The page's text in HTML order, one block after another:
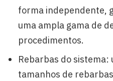
forma independente,
uma ampla gama de
procedimentos.
Rebarbas do sistema:
tamanhos de